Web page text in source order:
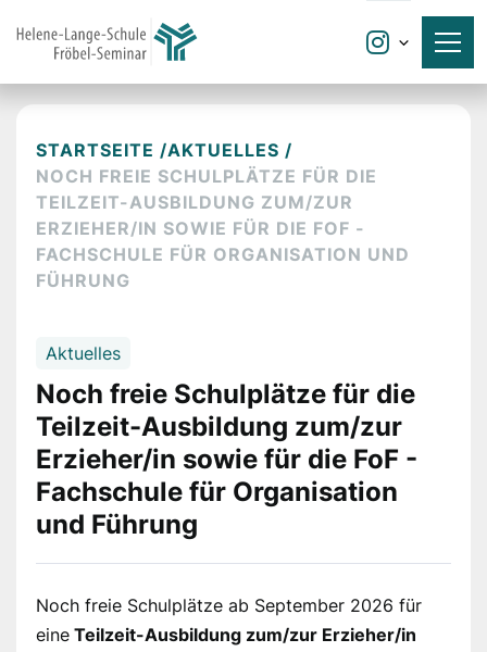

STARTSEITE /AKTUELLES /
NOCH FREIE SCHULPLÄTZE FÜR DIE
TEILZEIT-AUSBILDUNG ZUM/ZUR
ERZIEHER/IN SOWIE FÜR DIE FOF -
FACHSCHULE FÜR ORGANISATION UND
FÜHRUNG
Aktuelles
Noch freie Schulplätze für die
Teilzeit-Ausbildung zum/zur
Erzieher/in sowie für die FoF -
Fachschule für Organisation
und Führung
Noch freie Schulplätze ab September 2026 für
eine Teilzeit-Ausbildung zum/zur Erzieher/in